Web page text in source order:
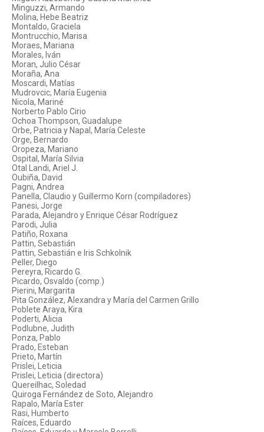
Minguzzi, Armando
Molina, Hebe Beatriz
Montaldo, Graciela
Montrucchio, Marisa
Moraes, Mariana
Morales, Iván
Moran, Julio César
Moraña, Ana
Moscardi, Matías
Mudrovcic, María Eugenia
Nicola, Mariné
Norberto Pablo Cirio
Ochoa Thompson, Guadalupe
Orbe, Patricia y Napal, María Celeste
Orge, Bernardo
Oropeza, Mariano
Ospital, María Silvia
Otal Landi, Ariel J.
Oubiña, David
Pagni, Andrea
Panella, Claudio y Guillermo Korn (compiladores)
Panesi, Jorge
Parada, Alejandro y Enrique César Rodríguez
Parodi, Julia
Patiño, Roxana
Pattin, Sebastián
Pattin, Sebastián e Iris Schkolnik
Peller, Diego
Pereyra, Ricardo G.
Picardo, Osvaldo (comp.)
Pierini, Margarita
Pita González, Alexandra y María del Carmen Grillo
Poblete Araya, Kira
Poderti, Alicia
Podlubne, Judith
Ponza, Pablo
Prado, Esteban
Prieto, Martín
Prislei, Leticia
Prislei, Leticia (directora)
Quereilhac, Soledad
Quiroga Fernández de Soto, Alejandro
Rapalo, María Ester
Rasi, Humberto
Raíces, Eduardo